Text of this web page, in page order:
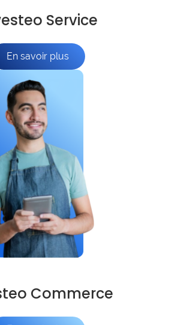
Service
En savoir plus
Commerce